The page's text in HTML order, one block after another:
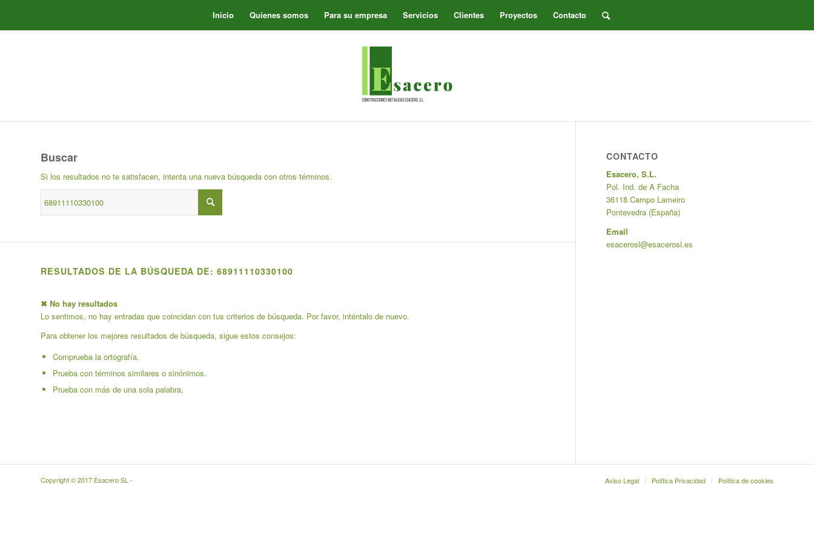
Inicio Quienes somos Para su empresa Servicios Clientes Proyectos Contacto
Buscar
Si los resultados no te satisfacen, intenta una nueva búsqueda con otros términos.
RESULTADOS DE LA BÚSQUEDA DE: 68911110330100
✖ No hay resultados
Lo sentimos, no hay entradas que coincidan con tus criterios de búsqueda. Por favor, inténtalo de nuevo.
Para obtener los mejores resultados de búsqueda, sigue estos consejos:
Comprueba la ortografía.
Prueba con términos similares o sinónimos.
Prueba con más de una sola palabra.
CONTACTO
Esacero, S.L.
Pol. Ind. de A Facha
36118 Campo Lameiro
Pontevedra (España)
Email
esacerosl@esacerosl.es
Copyright © 2017 Esacero SL - Aviso Legal Política Privacidad Política de cookies